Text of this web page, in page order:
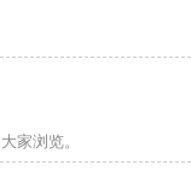
家浏览。